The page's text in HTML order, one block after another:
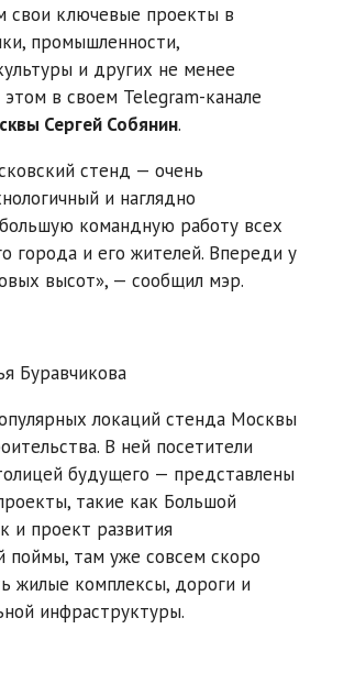
свои ключевые проекты в
промышленности,
и других не менее
в своем Telegram-канале
Сергей Собянин.
стенд — очень
и наглядно
командную работу всех
города и его жителей. Впереди у
высот», — сообщил мэр.
Буравчикова
локаций стенда Москвы
В ней посетители
будущего — представлены
такие как Большой
и проект развития
поймы, там уже совсем скоро
жилые комплексы, дороги и
инфраструктуры.